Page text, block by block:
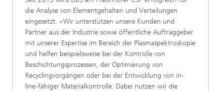
die Analyse von Elementgehalten und Verteilungen
eingesetzt. »Wir unterstützen unsere Kunden und
Partner aus der Industrie sowie öffentliche Auftraggeber
mit unserer Expertise im Bereich der Plasmaspektroskopie
und helfen beispielsweise bei der Kontrolle von
Beschichtungsprozessen, der Optimierung von
Recyclingvorgängen oder bei der Entwicklung von in-
line-fähiger Materialkontrolle. Dabei nutzen wir die